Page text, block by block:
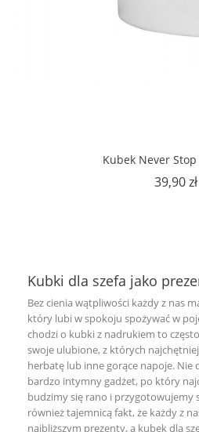
Kubek Never
39,90 zł
Kubki dla szefa jako
Bez cienia wątpliwości każdy z nas
który lubi w spokoju spożywać w
chodzi o kubki z nadrukiem to
swoje ulubione, z których
herbatę lub inne gorące napoje. Nie
bardzo intymny gadżet, po który
budzimy się rano i przygotowujemy
również tajemnicą fakt, że każdy z
najbliższym prezenty, a kubek dla